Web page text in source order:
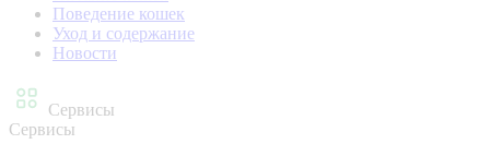
Поведение кошек
Уход и содержание
Новости
Сервисы
Сервисы